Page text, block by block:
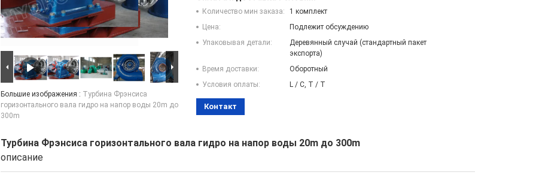
Большие изображения : Турбина Фрэнсиса
горизонтального вала гидро на напор воды 20m до
300m
Количество мин заказа:
1 комплект
Цена:
Подлежит обсуждению
Упаковывая детали:
Деревянный случай (стандартный пакет
экспорта)
Время доставки:
Оборотный
Условия оплаты:
L / C, T / T
Контакт
Турбина Фрэнсиса горизонтального вала гидро на напор воды 20m до 300m
описание